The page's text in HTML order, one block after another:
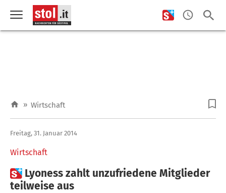
» Wirtschaft
Wirtschaft
Freitag, 31. Januar 2014
 Lyoness zahlt unzufriedene Mitglieder
teilweise aus